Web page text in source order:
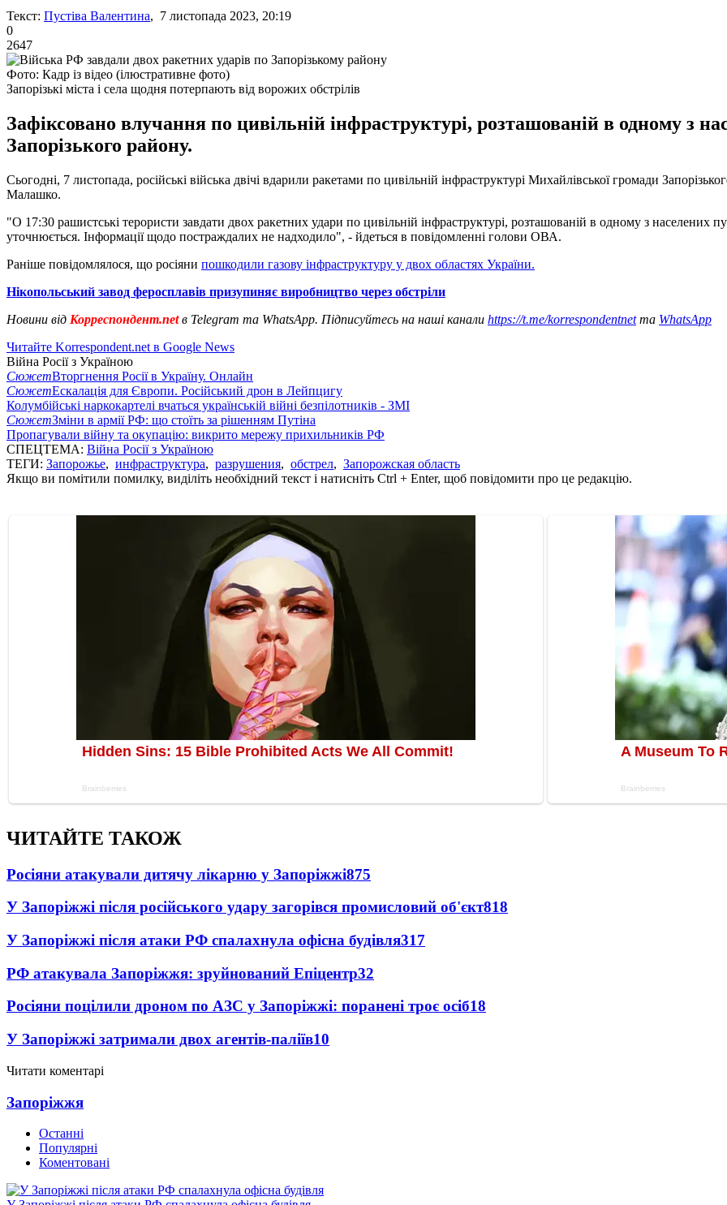
Текст: Пустіва Валентина, 7 листопада 2023, 20:19
0
2647
Фото: Кадр із відео (ілюстративне фото)
Запорізькі міста і села щодня потерпають від ворожих обстрілів
Зафіксовано влучання по цивільній інфраструктурі, розташованій в одному з
Запорізького району.
Сьогодні, 7 листопада, російські війська двічі вдарили ракетами по цивільній інфраструктурі Михайлівської громади
Малашко.
"О 17:30 рашистські терористи завдати двох ракетних удари по цивільній інфраструктурі, розташованій в одному з населених
уточнюється. Інформації щодо постраждалих не надходило", - йдеться в повідомленні голови ОВА.
Раніше повідомлялося, що росіяни пошкодили газову інфраструктуру у двох областях України.
Нікопольський завод феросплавів призупиняє виробництво через обстріли
Новини від Корреспондент.netв Telegram та WhatsApp. Підписуйтесь на наші канали https://t.me/korrespondentnetта WhatsApp
Читайте Korrespondent.net в Google News
Війна Росії з Україною
СюжетВторгнення Росії в Україну. Онлайн
СюжетЕскалація для Європи. Російський дрон в Лейпцигу
Колумбійські наркокартелі вчаться українській війні безпілотників - ЗМІ
СюжетЗміни в армії РФ: що стоїть за рішенням Путіна
Пропагували війну та окупацію: викрито мережу прихильників РФ
СПЕЦТЕМА: Війна Росії з Україною
ТЕГИ: Запорожье, инфраструктура, разрушения, обстрел, Запорожская область
Якщо ви помітили помилку, виділіть необхідний текст і натисніть Ctrl + Enter, щоб повідомити про це редакцію.
ЧИТАЙТЕ ТАКОЖ
Росіяни атакували дитячу лікарню у Запоріжжі875
У Запоріжжі після російського удару загорівся промисловий об'єкт818
У Запоріжжі після атаки РФ спалахнула офісна будівля317
РФ атакувала Запоріжжя: зруйнований Епіцентр32
Росіяни поцілили дроном по АЗС у Запоріжжі: поранені троє осіб18
У Запоріжжі затримали двох агентів-паліїв10
Читати коментарі
Запоріжжя
Останні
Популярні
Коментовані